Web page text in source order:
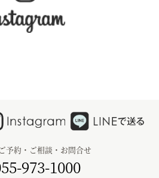
予約・ご相談・お問合せ
973-1000